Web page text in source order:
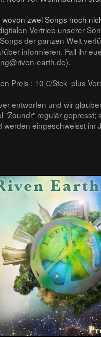
zwei Songs noch
igitalen Vertrieb unserer
der ganzen Welt
informieren. Fall ihr
earth.de).
Preis : 10 €/Stck plus
entworfen und wir
"Zoundr" regulär
eingeschweisst im